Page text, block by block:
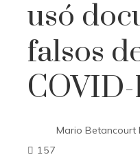
usó
falsos
COVID-
Mario Betancourt
157